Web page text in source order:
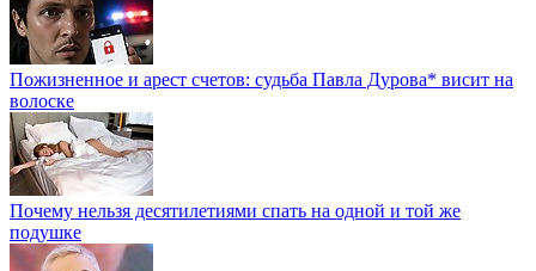
Пожизненное и арест счетов: судьба Павла Дурова* висит на
волоске
Почему нельзя десятилетиями спать на одной и той же
подушке